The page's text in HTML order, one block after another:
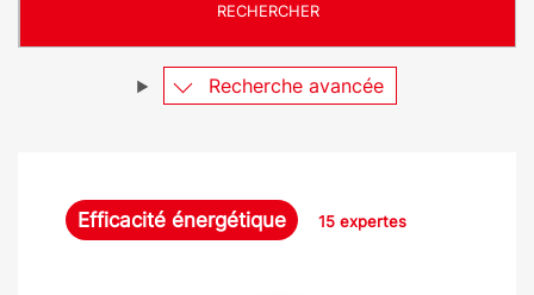
e
RECHERCHER
Recherche avancée
Efficacité énergétique 15 expertes